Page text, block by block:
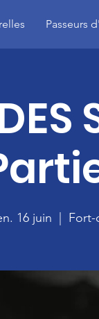
Passeurs
16 juin Fort-